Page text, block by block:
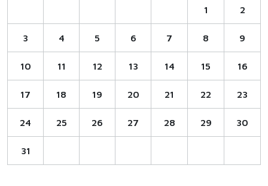
1 2
3 4 5 6 7 8 9
10 11 12 13 14 15 16
17 18 19 20 21 22 23
24 25 26 27 28 29 30
31